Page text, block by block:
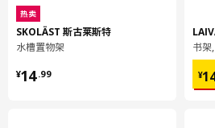
高度
长度
70 厘
3.22
容量
6.4 公
热卖
SKOLÄST 斯古莱斯特
水槽置物架
¥14.99
¥ 14.99
书
¥
¥